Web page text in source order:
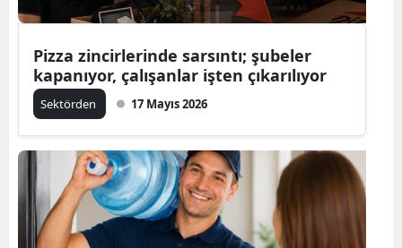
Pizza zincirlerinde sarsıntı; şubeler
kapanıyor, çalışanlar işten çıkarılıyor
Sektörden 17 Mayıs 2026